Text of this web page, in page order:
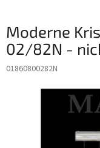
Moderne
02/82N -
01860800282N